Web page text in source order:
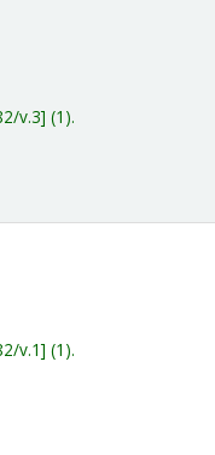
v.3 (1).
v.1 (1).